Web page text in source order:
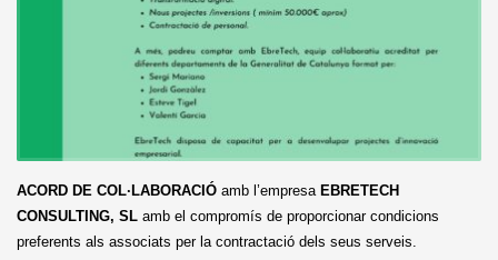
ACORD DE COL·LABORACIÓ amb l’empresa EBRETECH
CONSULTING, SL amb el compromís de proporcionar condicions
preferents als associats per la contractació dels seus serveis.